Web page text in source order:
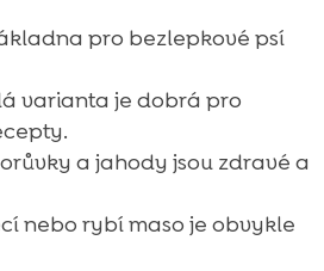
pro bezlepkové psí
varianta je dobrá pro
a jahody jsou zdravé a
nebo rybí maso je obvykle